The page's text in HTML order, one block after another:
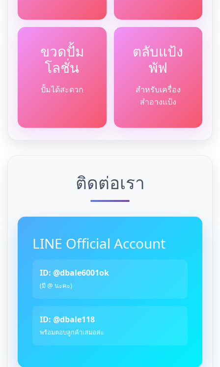
ขวดปั้ม
โลชั่น
ปั้มได้สะดวก
ตลับแป้ง
พัฟ
สำหรับเครื่อง
สำอางแป้ง
ติดต่อเรา
LINE Official Account
ID: @dbale6001ok
(มี @ นะคะ)
ID: @dbale118
พร้อมตอบลูกค้าเสมอค่ะ